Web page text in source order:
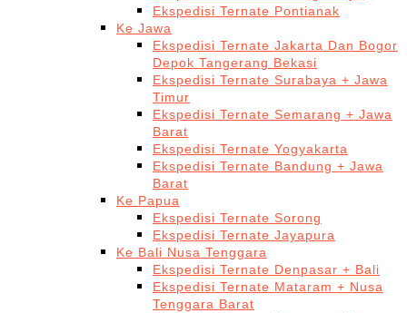
Ekspedisi Ternate Pontianak
Ke Jawa
Ekspedisi Ternate Jakarta Dan Bogor
Depok Tangerang Bekasi
Ekspedisi Ternate Surabaya + Jawa
Timur
Ekspedisi Ternate Semarang + Jawa
Barat
Ekspedisi Ternate Yogyakarta
Ekspedisi Ternate Bandung + Jawa
Barat
Ke Papua
Ekspedisi Ternate Sorong
Ekspedisi Ternate Jayapura
Ke Bali Nusa Tenggara
Ekspedisi Ternate Denpasar + Bali
Ekspedisi Ternate Mataram + Nusa
Tenggara Barat